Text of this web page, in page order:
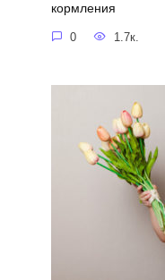
кормления
0 1.7к.